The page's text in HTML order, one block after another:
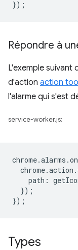
});
Répondre à
L'exemple suivant
d'action action
l'alarme qui s'est
service-worker.js:
chrome.alarms .
chrome.action .
path :
});
});
Types